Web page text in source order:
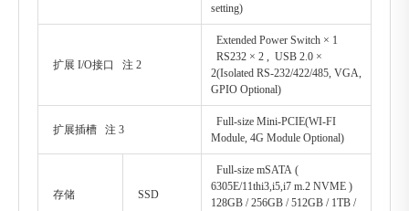
setting)
扩展 I/O接口 注 2
Extended Power Switch × 1
RS232 × 2 , USB 2.0 ×
2(Isolated RS-232/422/485, VGA,
GPIO Optional)
扩展插槽 注 3
Full-size Mini-PCIE(WI-FI
Module, 4G Module Optional)
存储 SSD
Full-size mSATA (
6305E/11thi3,i5,i7 m.2 NVME )
128GB / 256GB / 512GB / 1TB /